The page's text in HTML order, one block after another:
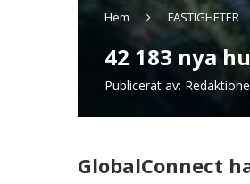
Hem FASTIGHETER
42 183 nya
Publicerat av:
GlobalConnect